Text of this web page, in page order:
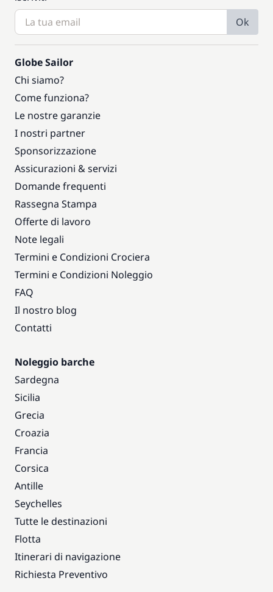
Ok
Globe Sailor
Chi siamo?
Come funziona?
Le nostre garanzie
I nostri partner
Sponsorizzazione
Assicurazioni & servizi
Domande frequenti
Rassegna Stampa
Offerte di lavoro
Note legali
Termini e Condizioni Crociera
Termini e Condizioni Noleggio
FAQ
Il nostro blog
Contatti
Noleggio barche
Sardegna
Sicilia
Grecia
Croazia
Francia
Corsica
Antille
Seychelles
Tutte le destinazioni
Flotta
Itinerari di navigazione
Richiesta Preventivo